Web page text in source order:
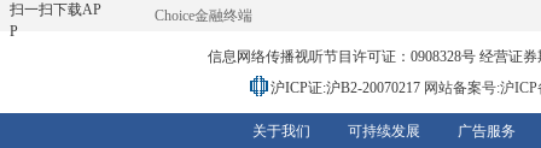
扫一扫下载AP
P
Choice金融终端
信息网络传播视听节目许可证：0908328号 经营证
沪ICP证:沪B2-20070217 网站备案号:沪
关于我们 可持续发展 广告服务